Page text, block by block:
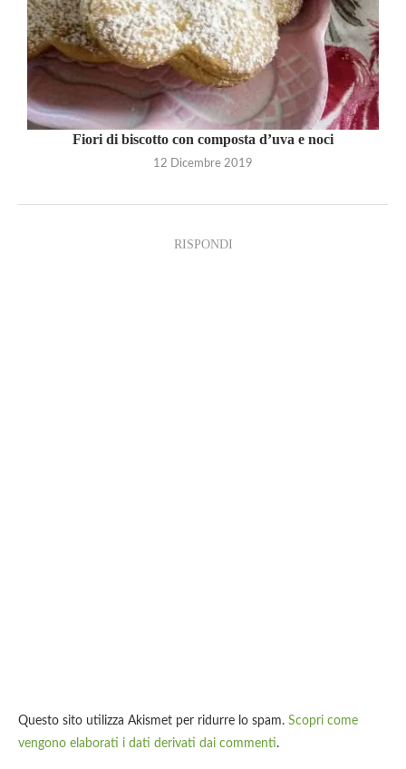
Fiori di biscotto con composta d’uva e noci
12 Dicembre 2019
RISPONDI
Questo sito utilizza Akismet per ridurre lo spam. Scopri come
vengono elaborati i dati derivati dai commenti.